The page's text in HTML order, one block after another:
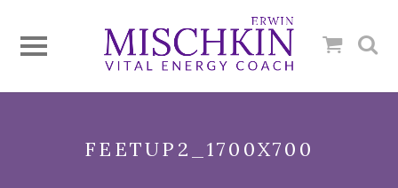
FEETUP2_1700X700